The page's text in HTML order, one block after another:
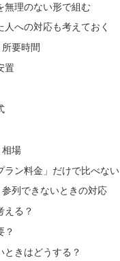
無理のない形で組む
人への対応も考えておく
要時間
置
相場
ラン料金」だけで比べない
列できないときの対応
える？
？
ときはどうする？